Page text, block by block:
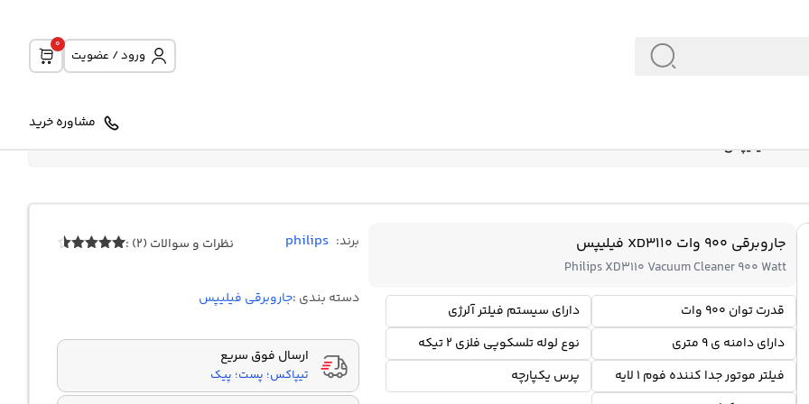
ورود / عضویت
0
مشاوره خرید
جاروبرقی 900 وات XD3110 فیلیپس
Philips XD3110 Vacuum Cleaner 900 Watt
قدرت توان 900 وات
دارای سیستم فیلتر آلرژی
دارای دامنه ی 9 متری
نوع لوله تلسکوپی فلزی 2 تیکه
فیلتر موتور جدا کننده فوم 1 لایه
پرس یکپارچه
برند: philips نظرات و سوالات (2) :
دسته بندی :جاروبرقی فیلیپس
ارسال فوق سریع
تیپاکس؛ پست؛ پیک